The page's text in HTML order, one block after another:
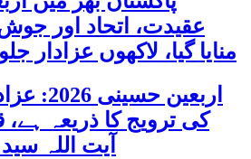
عقیدت، اتحاد اور
منایا گیا، لاکھوں
اربعین
کی ترویج کا ذریعہ ہے،
آیت اللہ